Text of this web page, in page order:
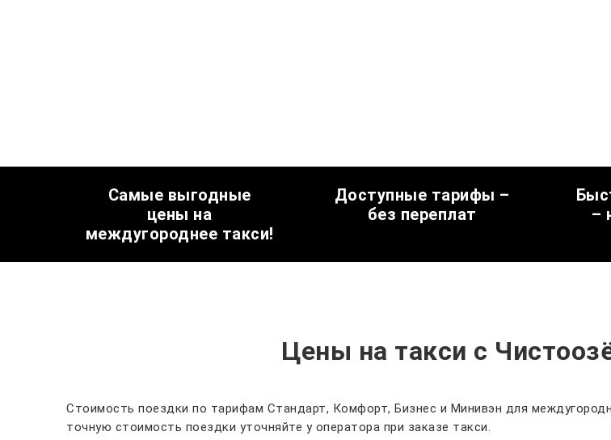
Самые выгодные
цены на
междугороднее такси!
Доступные тарифы –
без переплат
–
Цены на такси с
Стоимость поездки по тарифам Стандарт, Комфорт, Бизнес и Минивэн для
точную стоимость поездки уточняйте у оператора при заказе такси.